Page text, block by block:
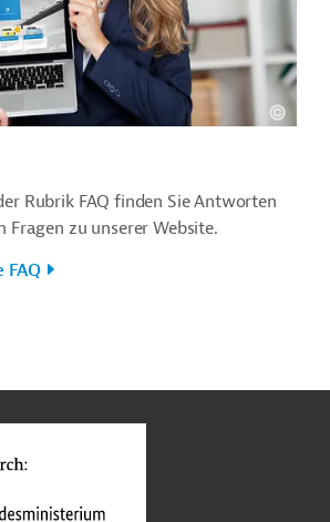
Rubrik FAQ finden Sie Antworten
zu unserer Website.
FAQ